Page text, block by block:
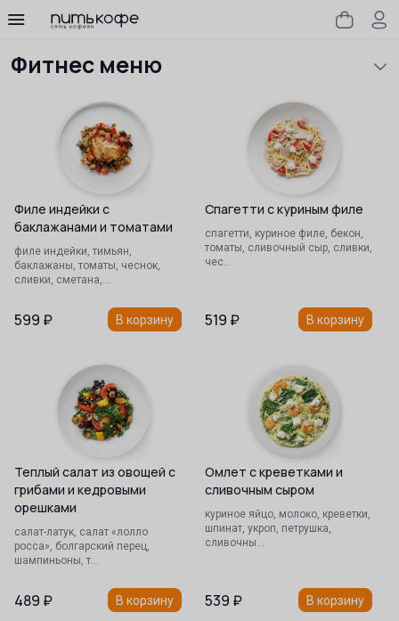
Наша классика с 2006 года
Наша классика с 2006 года
Филе индейки с
баклажанами и томатами
филе индейки, тимьян,
баклажаны, томаты, чеснок,
сливки, сметана,…
599 ₽ В корзину
Спагетти с куриным филе
спагетти, куриное филе, бекон,
томаты, сливочный сыр, сливки,
чес…
519 ₽ В корзину
Теплый салат из овощей с
грибами и кедровыми
орешками
салат-латук, салат «лолло
росса», болгарский перец,
шампиньоны, т…
489 ₽ В корзину
Омлет с креветками и
сливочным сыром
куриное яйцо, молоко, креветки,
шпинат, укроп, петрушка,
сливочны…
539 ₽ В корзину
Сезонное предложение
Сеты
Фитнес меню
Завтраки
Сэндвичи
Салаты
Закуски
Супы
Хлеб
Основные блюда
Гарниры
Соусы
Вок
Пицца
Роллы
Десерты
Детское меню
Кофе и какао
Чай
Напитки